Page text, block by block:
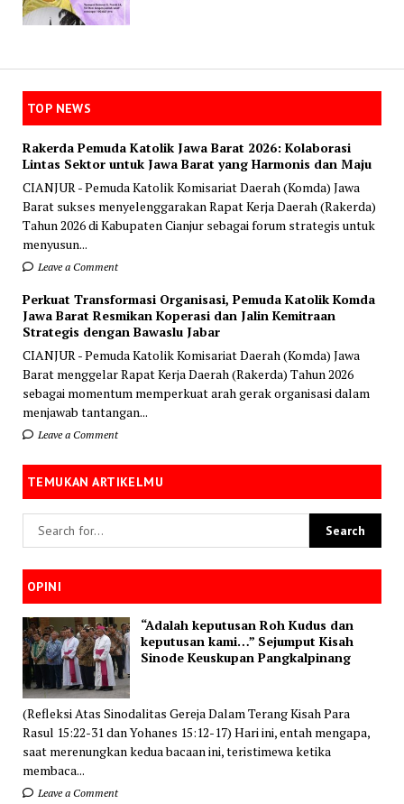
TOP NEWS
Rakerda Pemuda Katolik Jawa Barat 2026: Kolaborasi
Lintas Sektor untuk Jawa Barat yang Harmonis dan Maju
CIANJUR - Pemuda Katolik Komisariat Daerah (Komda) Jawa
Barat sukses menyelenggarakan Rapat Kerja Daerah (Rakerda)
Tahun 2026 di Kabupaten Cianjur sebagai forum strategis untuk
menyusun...
Leave a Comment
Perkuat Transformasi Organisasi, Pemuda Katolik Komda
Jawa Barat Resmikan Koperasi dan Jalin Kemitraan
Strategis dengan Bawaslu Jabar
CIANJUR - Pemuda Katolik Komisariat Daerah (Komda) Jawa
Barat menggelar Rapat Kerja Daerah (Rakerda) Tahun 2026
sebagai momentum memperkuat arah gerak organisasi dalam
menjawab tantangan...
Leave a Comment
TEMUKAN ARTIKELMU
OPINI
“Adalah keputusan Roh Kudus dan
keputusan kami…” Sejumput Kisah
Sinode Keuskupan Pangkalpinang
(Refleksi Atas Sinodalitas Gereja Dalam Terang Kisah Para
Rasul 15:22-31 dan Yohanes 15:12-17) Hari ini, entah mengapa,
saat merenungkan kedua bacaan ini, teristimewa ketika
membaca...
Leave a Comment